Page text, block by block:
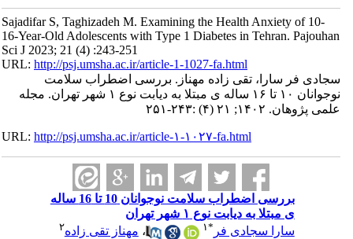
Sajadifar S, Taghizadeh M. Examining the
16-Year-Old Adolescents with Type 1 Diabetes in
Sci J 2023; 21 (4) :243-251
URL:http://psj.umsha.ac.ir/article-1-1027-fa.html
زاده مهناز. بررسی اضطراب سلامت
نوجوانان ۱۰ تا ۱۶ ساله ی مبتلا به دیابت نوع ۱ شهر تهران. مجله
URL:http://psj.umsha.ac.ir/article-۱-۱۰۲۷-fa.html
بررسی اضطراب سلامت نوجوانان 10 تا 16 ساله
نوع ۱ شهر تهران
،مهناز تقی زاده۲